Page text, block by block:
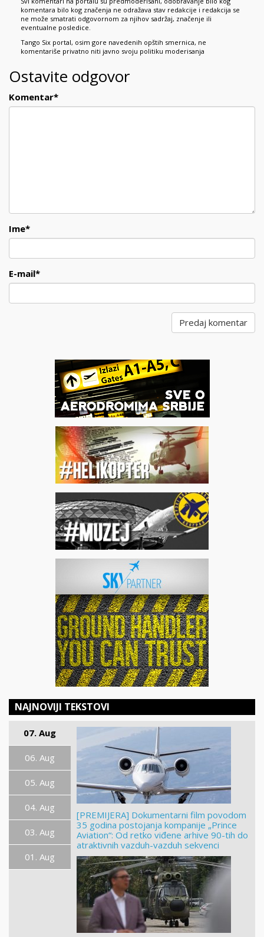
komentara bilo kog značenja ne odražava stav redakcije i redakcija se
ne može smatrati odgovornom za njihov sadržaj, značenje ili
eventualne posledice.
Tango Six portal, osim gore navedenih opštih smernica, ne
komentariše privatno niti javno svoju politiku moderisanja
Ostavite odgovor
Komentar*
Ime*
E-mail*
NAJNOVIJI TEKSTOVI
07. Aug
06. Aug
05. Aug
04. Aug
03. Aug
01. Aug
[PREMIJERA] Dokumentarni film povodom
35 godina postojanja kompanije „Prince
Aviation“: Od retko viđene arhive 90-tih do
atraktivnih vazduh-vazduh sekvenci